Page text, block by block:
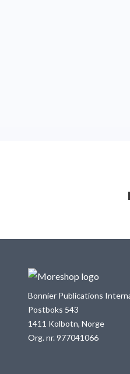
Bonnier Publications
Postboks 543
1411 Kolbotn, Norge
Org. nr. 977041066